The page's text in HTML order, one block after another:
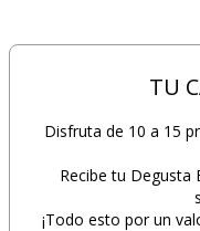
TU
Disfruta de 10 a 15
Recibe tu Degusta
¡Todo esto por un